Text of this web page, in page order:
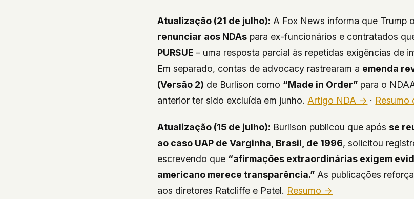
Atualização (21 de julho): A Fox News informa que Trump
renunciar aos NDAs para ex-funcionários e contratados
PURSUE – uma resposta parcial às repetidas exigências de
Em separado, contas de advocacy rastrearam a emenda
(Versão 2) de Burlison como “Made in Order” para o
anterior ter sido excluída em junho. Artigo NDA → · Resumo
Atualização (15 de julho): Burlison publicou que apósse
ao caso UAP de Varginha, Brasil, de 1996, solicitou
escrevendo que “afirmações extraordinárias exigem
americano merece transparência.” As publicações
aos diretores Ratcliffe e Patel. Resumo →